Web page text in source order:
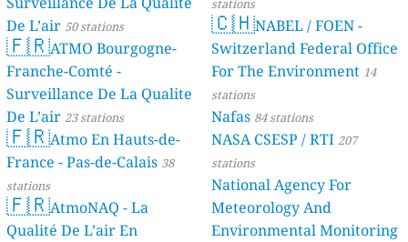
De L’air 50 stations
🇫🇷ATMO Bourgogne-
Franche-Comté -
Surveillance De La Qualite
De L’air 23 stations
🇫🇷Atmo En Hauts-de-
France - Pas-de-Calais 38
stations
🇫🇷AtmoNAQ - La
Qualité De L’air En
stations
🇨🇭NABEL / FOEN -
Switzerland Federal Office
For The Environment 14
stations
Nafas 84 stations
NASA CSESP / RTI 207
stations
National Agency For
Meteorology And
Environmental Monitoring